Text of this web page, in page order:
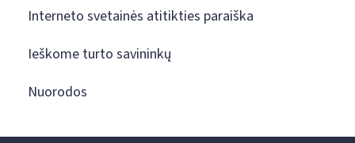
Interneto svetainės atitikties paraiška
Ieškome turto savininkų
Nuorodos